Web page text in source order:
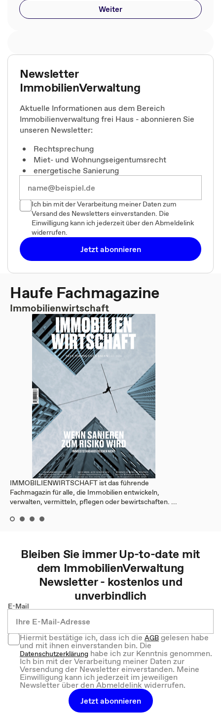
Weiter
Newsletter
ImmobilienVerwaltung
Aktuelle Informationen aus dem Bereich
Immobilienverwaltung frei Haus - abonnieren Sie
unseren Newsletter:
Rechtsprechung
Miet- und Wohnungseigentumsrecht
energetische Sanierung
Ich bin mit der Verarbeitung meiner Daten zum
Versand des Newsletters einverstanden. Die
Einwilligung kann ich jederzeit über den Abmeldelink
widerrufen.
Jetzt abonnieren
Haufe Fachmagazine
Immobilienwirtschaft
IMMOBILIENWIRTSCHAFT ist das führende
Fachmagazin für alle, die Immobilien entwickeln,
verwalten, vermitteln, pflegen oder bewirtschaften. ...
Bleiben Sie immer Up-to-date mit
dem ImmobilienVerwaltung
Newsletter - kostenlos und
unverbindlich
E-Mail
Hiermit bestätige ich, dass ich dieAGBgelesen habe
und mit ihnen einverstanden bin. Die
Datenschutzerklärung habe ich zur Kenntnis genommen.
Ich bin mit der Verarbeitung meiner Daten zur
Versendung der Newsletter einverstanden. Meine
Einwilligung kann ich jederzeit im jeweiligen
Newsletter über den Abmeldelink widerrufen.
Jetzt abonnieren